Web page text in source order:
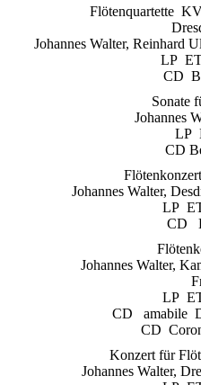
Flötenquartette
Johannes Walter, Reinhard
LP
CD
Sonate
Johannes
LP
CD
Johannes Walter,
LP
CD
Johannes Walter,
LP
CD amabile
CD
Konzert für
Johannes Walter,